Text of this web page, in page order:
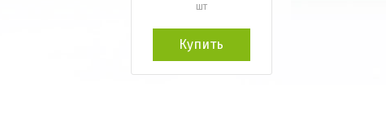
шт
Купить